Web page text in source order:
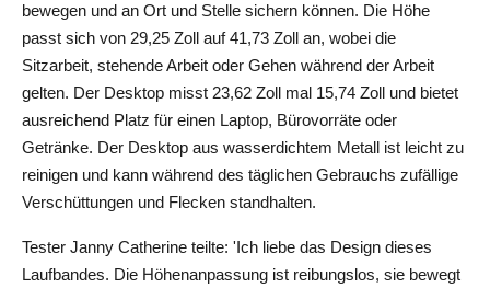
bewegen und an Ort und Stelle sichern können. Die Höhe
passt sich von 29,25 Zoll auf 41,73 Zoll an, wobei die
Sitzarbeit, stehende Arbeit oder Gehen während der Arbeit
gelten. Der Desktop misst 23,62 Zoll mal 15,74 Zoll und bietet
ausreichend Platz für einen Laptop, Bürovorräte oder
Getränke. Der Desktop aus wasserdichtem Metall ist leicht zu
reinigen und kann während des täglichen Gebrauchs zufällige
Verschüttungen und Flecken standhalten.
Tester Janny Catherine teilte: 'Ich liebe das Design dieses
Laufbandes. Die Höhenanpassung ist reibungslos, sie bewegt